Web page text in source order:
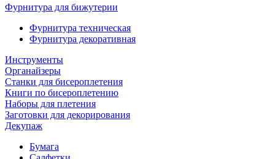
Фурнитура для бижутерии
Фурнитура техническая
Фурнитура декоративная
Инструменты
Органайзеры
Станки для бисероплетения
Книги по бисероплетению
Наборы для плетения
Заготовки для декорирования
Декупаж
Бумага